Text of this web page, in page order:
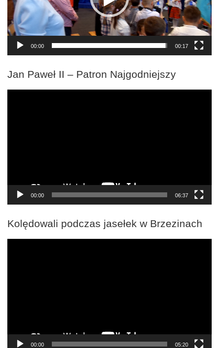
00:00 00:17
Jan Paweł II – Patron Najgodniejszy
00:00 06:37
Kolędowali podczas jasełek w Brzezinach
00:00 05:20